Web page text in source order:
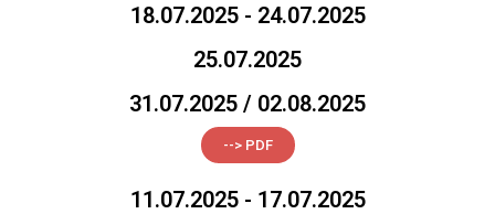
18.07.2025 - 24.07.2025
25.07.2025
31.07.2025 / 02.08.2025
--> PDF
11.07.2025 - 17.07.2025